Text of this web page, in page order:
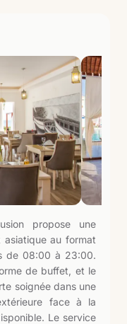
propose une
asiatique au format
de 08:00 à 23:00.
de buffet, et le
soignée dans une
face à la
Le service